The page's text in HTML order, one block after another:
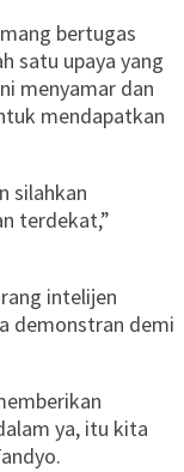
bertugas
satu upaya yang
menyamar dan
mendapatkan
silahkan
terdekat,”
intelijen
demonstran demi
ya, itu kita